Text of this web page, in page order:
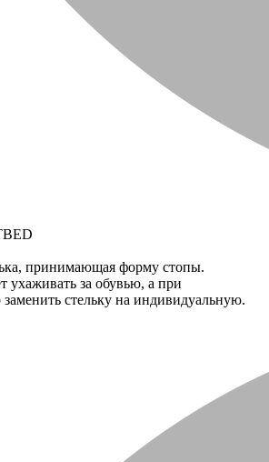
принимающая форму стопы.
ухаживать за обувью, а при
заменить стельку на индивидуальную.